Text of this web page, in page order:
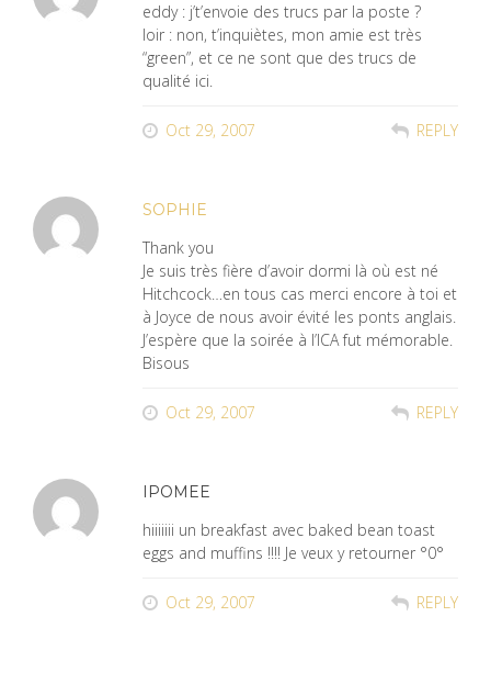
eddy : j’t’envoie des trucs par la poste ?
loir : non, t’inquiètes, mon amie est très
“green”, et ce ne sont que des trucs de
qualité ici.
Oct 29, 2007 REPLY
SOPHIE
Thank you
Je suis très fière d’avoir dormi là où est né
Hitchcock…en tous cas merci encore à toi et
à Joyce de nous avoir évité les ponts anglais.
J’espère que la soirée à l’ICA fut mémorable.
Bisous
Oct 29, 2007 REPLY
IPOMEE
hiiiiiii un breakfast avec baked bean toast
eggs and muffins !!!! Je veux y retourner °0°
Oct 29, 2007 REPLY